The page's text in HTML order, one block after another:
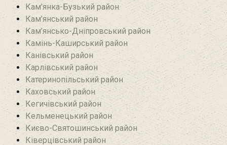
Кам’янка-Бузький район
Кам’янський район
Кам’янсько-Дніпровський район‎
Камінь-Каширський район
Канівський район
Карлівський район
Катеринопільський район
Каховський район
Кегичівський район
Кельменецький район
Києво-Святошинський район
Ківерцівський район‎